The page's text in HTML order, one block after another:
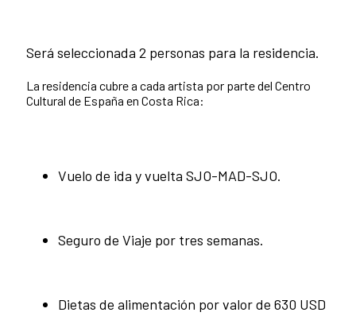
Será seleccionada 2 personas para la residencia.
La residencia cubre a cada artista por parte del Centro
Cultural de España en Costa Rica:
Vuelo de ida y vuelta SJO-MAD-SJO.
Seguro de Viaje por tres semanas.
Dietas de alimentación por valor de 630 USD